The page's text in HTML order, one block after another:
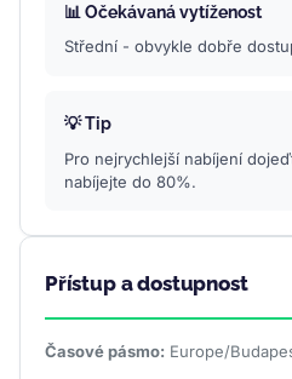
📊 Očekávaná vytíženost
Střední - obvykle dobře
💡 Tip
Pro nejrychlejší nabíjení
nabíjejte do 80%.
Přístup a dostupnost
Časové pásmo: Europe/